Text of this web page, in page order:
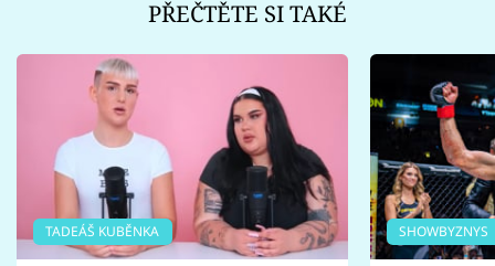
PŘEČTĚTE SI TAKÉ
TADEÁŠ KUBĚNKA SHOWBYZNYS